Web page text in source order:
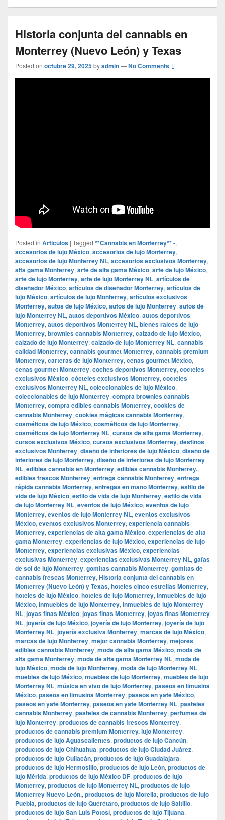
Historia conjunta del cannabis en
Monterrey (Nuevo León) y Texas
Posted on octubre 29, 2025byadmin—No Comments ↓
Posted in Articulos | Tagged **Cannabis en Monterrey** -,
accesorios de lujo México, accesorios de lujo Monterrey,
accesorios de lujo Monterrey NL, accesorios exclusivos Monterrey,
alta gama Monterrey, arte de alta gama México, arte de lujo México,
arte de lujo Monterrey, arte de lujo Monterrey NL, artículos de
diseñador México, artículos de diseñador Monterrey, artículos de
lujo México, artículos de lujo Monterrey, artículos exclusivos
Monterrey, autos de lujo México, autos de lujo Monterrey, autos de
lujo Monterrey NL, autos deportivos México, autos deportivos
Monterrey, autos deportivos Monterrey NL, bienes raíces de lujo
Monterrey, brownies cannabis Monterrey, calzado de lujo México,
calzado de lujo Monterrey, calzado de lujo Monterrey NL, cannabis
calidad Monterrey, cannabis gourmet Monterrey, cannabis premium
Monterrey, carteras de lujo Monterrey, cenas gourmet México,
cenas gourmet Monterrey, coches deportivos Monterrey, cocteles
exclusivos México, cócteles exclusivos Monterrey, cocteles
exclusivos Monterrey NL, coleccionables de lujo México,
coleccionables de lujo Monterrey, compra brownies cannabis
Monterrey, compra edibles cannabis Monterrey, cookies de
cannabis Monterrey, cookies mágicas cannabis Monterrey,
cosméticos de lujo México, cosméticos de lujo Monterrey,
cosméticos de lujo Monterrey NL, cursos de alta gama Monterrey,
cursos exclusivos México, cursos exclusivos Monterrey, destinos
exclusivos Monterrey, diseño de interiores de lujo México, diseño de
interiores de lujo Monterrey, diseño de interiores de lujo Monterrey
NL, edibles cannabis en Monterrey, edibles cannabis Monterrey.,
edibles frescos Monterrey, entrega cannabis Monterrey, entrega
rápida cannabis Monterrey, entregas en mano Monterrey, estilo de
vida de lujo México, estilo de vida de lujo Monterrey, estilo de vida
de lujo Monterrey NL, eventos de lujo México, eventos de lujo
Monterrey, eventos de lujo Monterrey NL, eventos exclusivos
México, eventos exclusivos Monterrey, experiencia cannabis
Monterrey, experiencias de alta gama México, experiencias de alta
gama Monterrey, experiencias de lujo México, experiencias de lujo
Monterrey, experiencias exclusivas México, experiencias
exclusivas Monterrey, experiencias exclusivas Monterrey NL, gafas
de sol de lujo Monterrey, gomitas cannabis Monterrey, gomitas de
cannabis frescas Monterrey, Historia conjunta del cannabis en
Monterrey (Nuevo León) y Texas, hoteles cinco estrellas Monterrey,
hoteles de lujo México, hoteles de lujo Monterrey, inmuebles de lujo
México, inmuebles de lujo Monterrey, inmuebles de lujo Monterrey
NL, joyas finas México, joyas finas Monterrey, joyas finas Monterrey
NL, joyería de lujo México, joyería de lujo Monterrey, joyería de lujo
Monterrey NL, joyería exclusiva Monterrey, marcas de lujo México,
marcas de lujo Monterrey, mejor cannabis Monterrey, mejores
edibles cannabis Monterrey, moda de alta gama México, moda de
alta gama Monterrey, moda de alta gama Monterrey NL, moda de
lujo México, moda de lujo Monterrey, moda de lujo Monterrey NL,
muebles de lujo México, muebles de lujo Monterrey, muebles de lujo
Monterrey NL, música en vivo de lujo Monterrey, paseos en limusina
México, paseos en limusina Monterrey, paseos en yate México,
paseos en yate Monterrey, paseos en yate Monterrey NL, pasteles
cannabis Monterrey, pasteles de cannabis Monterrey, perfumes de
lujo Monterrey, productos de cannabis frescos Monterrey,
productos de cannabis premium Monterrey. lujo Monterrey,
productos de lujo Aguascalientes, productos de lujo Cancún,
productos de lujo Chihuahua, productos de lujo Ciudad Juárez,
productos de lujo Culiacán, productos de lujo Guadalajara,
productos de lujo Hermosillo, productos de lujo León, productos de
lujo Mérida, productos de lujo México DF, productos de lujo
Monterrey, productos de lujo Monterrey NL, productos de lujo
Monterrey Nuevo León., productos de lujo Morelia, productos de lujo
Puebla, productos de lujo Querétaro, productos de lujo Saltillo,
productos de lujo San Luis Potosí, productos de lujo Tijuana,